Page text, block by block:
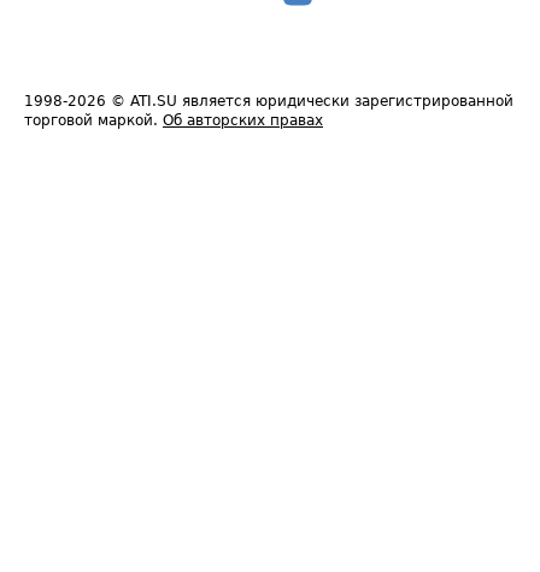
1998-2026 © ATI.SU является юридически зарегистрированной
торговой маркой. Об авторских правах